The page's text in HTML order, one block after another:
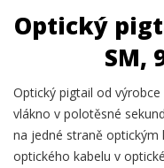
Optický
SM,
Optický pigtail od
vlákno v polotěsné
na jedné straně optickým
optického kabelu v